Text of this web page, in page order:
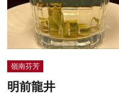
嶺南芬芳
明前龍井